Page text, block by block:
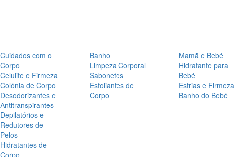
Cuidados com o
Corpo
Celulite e Firmeza
Colónia de Corpo
Desodorizantes e
Antitranspirantes
Depilatórios e
Redutores de
Pelos
Hidratantes de
Corpo
Banho
Limpeza Corporal
Sabonetes
Esfoliantes de
Corpo
Mamã e Bebé
Hidratante para
Bebé
Estrias e Firmeza
Banho do Bebé